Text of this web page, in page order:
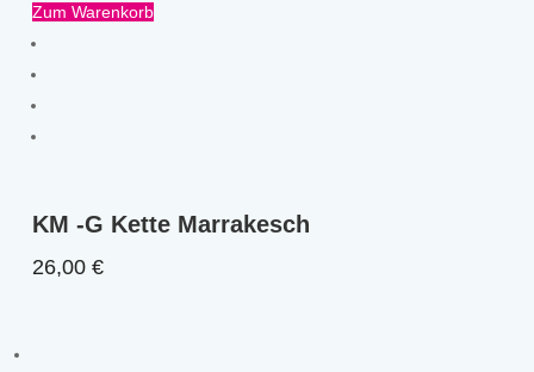
Zum Warenkorb
KM -G Kette Marrakesch
26,00€